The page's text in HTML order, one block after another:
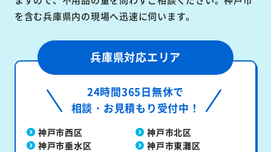
を含む兵庫県内の現場へ迅速に伺います。
兵庫県対応エリア
24時間365日無休で
相談・お見積もり受付中！
神戸市西区
神戸市北区
神戸市垂水区
神戸市東灘区